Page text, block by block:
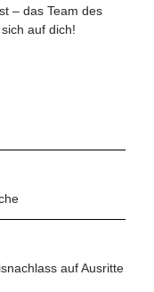
– das Team des
auf dich!
auf Ausritte